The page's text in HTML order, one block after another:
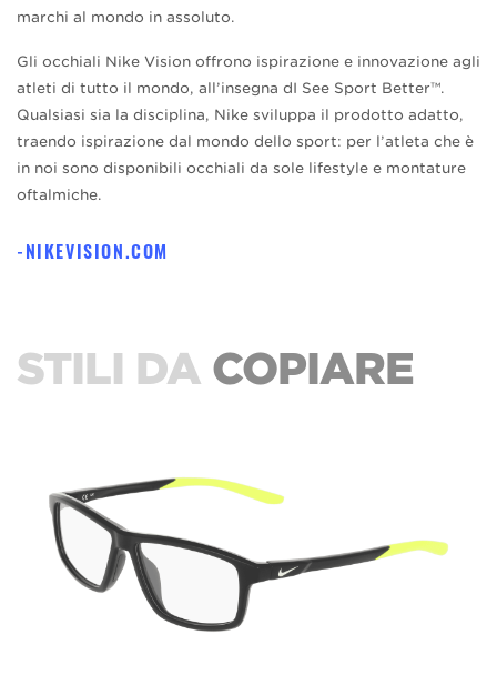
marchi al mondo in assoluto.
Gli occhiali Nike Vision offrono ispirazione e innovazione agli
atleti di tutto il mondo, all’insegna dI See Sport Better™.
Qualsiasi sia la disciplina, Nike sviluppa il prodotto adatto,
traendo ispirazione dal mondo dello sport: per l’atleta che è
in noi sono disponibili occhiali da sole lifestyle e montature
oftalmiche.
NIKEVISION.COM
STILI DA COPIARE